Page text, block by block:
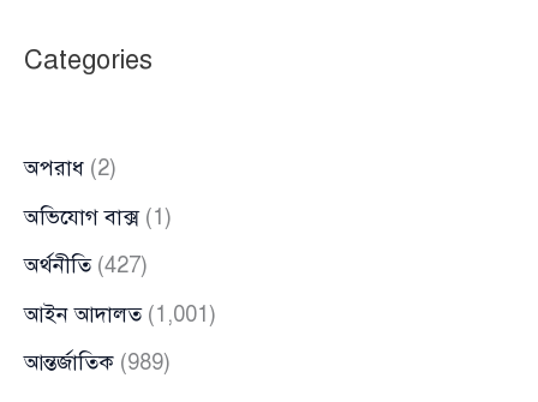
Categories
অপরাধ (2)
অভিযোগ বাক্স(1)
অর্থনীতি(427)
আইন আদালত(1,001)
আন্তর্জাতিক (989)